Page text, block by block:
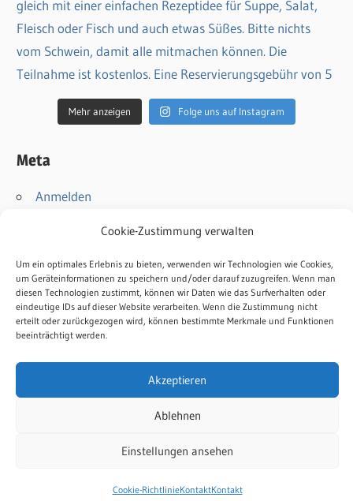
Cookie-Zustimmung verwalten
Um ein optimales Erlebnis zu bieten, verwenden wir Technologien wie Cookies,
um Geräteinformationen zu speichern und/oder darauf zuzugreifen. Wenn man
diesen Technologien zustimmt, können wir Daten wie das Surfverhalten oder
eindeutige IDs auf dieser Website verarbeiten. Wenn die Zustimmung nicht
erteilt oder zurückgezogen wird, können bestimmte Merkmale und Funktionen
beeinträchtigt werden.
Akzeptieren
Ablehnen
Einstellungen ansehen
Cookie-RichtlinieKontaktKontakt
Mehr anzeigen Folge uns auf Instagram
Meta
Anmelden
WordPress.org
Kontakt
Impressum
WordPress-Theme: Wellington von ThemeZee.